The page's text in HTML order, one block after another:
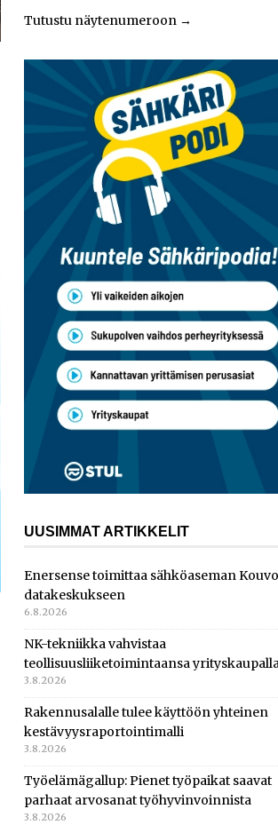
Tutustu näytenumeroon→
UUSIMMAT ARTIKKELIT
Enersense toimittaa sähköaseman
datakeskukseen
6.8.2026
NK-tekniikka vahvistaa
teollisuusliiketoimintaansa
3.8.2026
Rakennusalalle tulee käyttöön yhteinen
kestävyysraportointimalli
3.8.2026
Työelämägallup: Pienet työpaikat saavat
parhaat arvosanat työhyvinvoinnista
3.8.2026